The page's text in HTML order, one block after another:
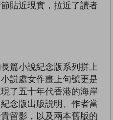
貼近現實，拉近了讀者
篇小說紀念版系列拼上
説處女作畫上句號更是
了五十年代香港的海岸
念版出版説明、作者當
留影，以及兩本舊版的